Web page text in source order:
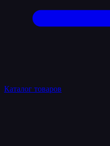
Каталог товаров